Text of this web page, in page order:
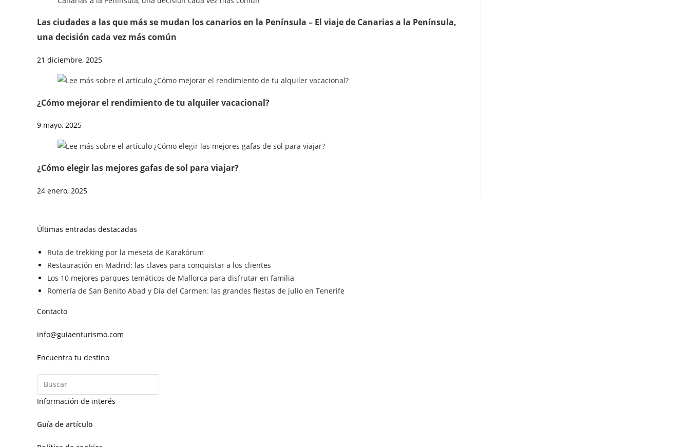
Las ciudades a las que más se mudan los canarios en la Península – El viaje de Canarias a la Península,
una decisión cada vez más común
21 diciembre, 2025
¿Cómo mejorar el rendimiento de tu alquiler vacacional?
9 mayo, 2025
¿Cómo elegir las mejores gafas de sol para viajar?
24 enero, 2025
Últimas entradas destacadas
Ruta de trekking por la meseta de Karakórum
Restauración en Madrid: las claves para conquistar a los clientes
Los 10 mejores parques temáticos de Mallorca para disfrutar en familia
Romería de San Benito Abad y Día del Carmen: las grandes fiestas de julio en Tenerife
Contacto
info@guiaenturismo.com
Encuentra tu destino
Información de interés
Guía de artículo